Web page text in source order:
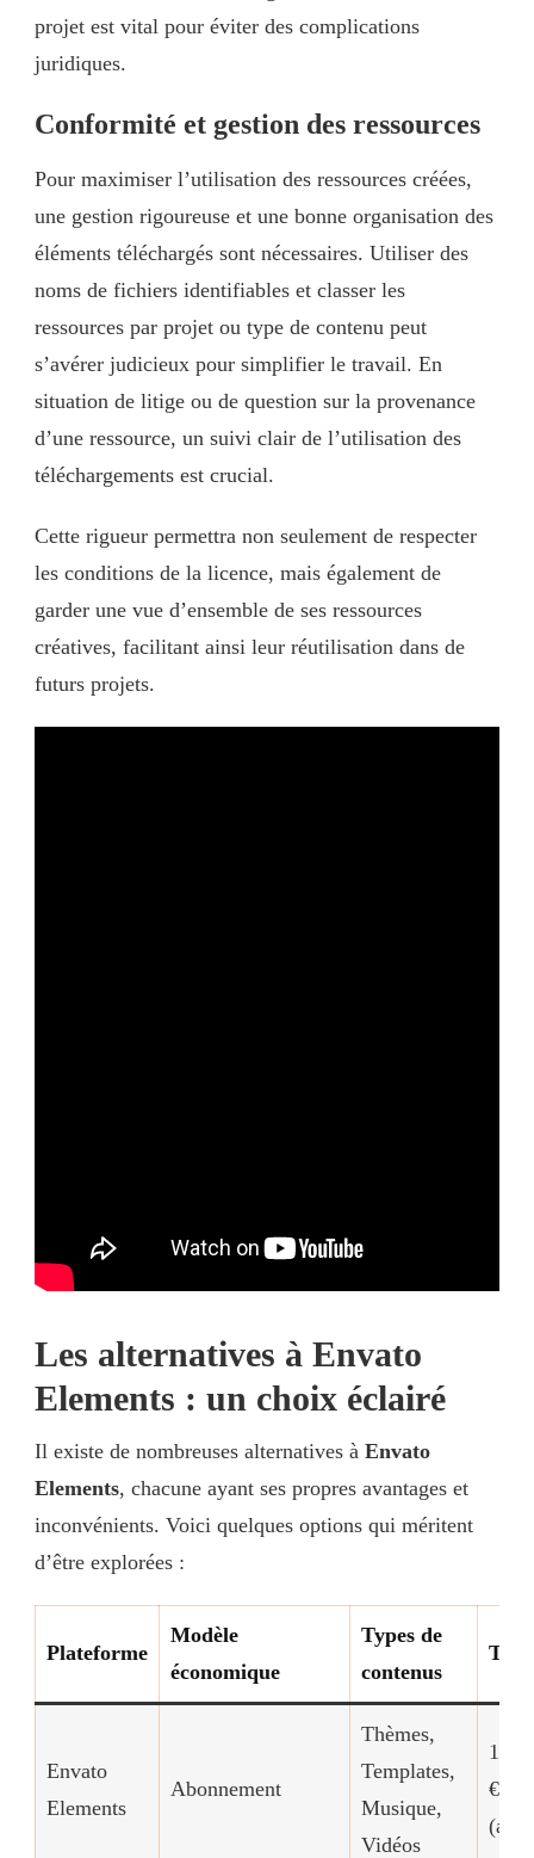
projet est vital pour éviter des complications
juridiques.
Conformité et gestion des ressources
Pour maximiser l’utilisation des ressources créées,
une gestion rigoureuse et une bonne organisation des
éléments téléchargés sont nécessaires. Utiliser des
noms de fichiers identifiables et classer les
ressources par projet ou type de contenu peut
s’avérer judicieux pour simplifier le travail. En
situation de litige ou de question sur la provenance
d’une ressource, un suivi clair de l’utilisation des
téléchargements est crucial.
Cette rigueur permettra non seulement de respecter
les conditions de la licence, mais également de
garder une vue d’ensemble de ses ressources
créatives, facilitant ainsi leur réutilisation dans de
futurs projets.
Les alternatives à Envato
Elements : un choix éclairé
Il existe de nombreuses alternatives à Envato
Elements, chacune ayant ses propres avantages et
inconvénients. Voici quelques options qui méritent
d’être explorées :
Plateforme
Modèle
économique
Types de
contenus
Envato
Elements
Abonnement
Thèmes,
Templates,
Musique,
Vidéos
€/